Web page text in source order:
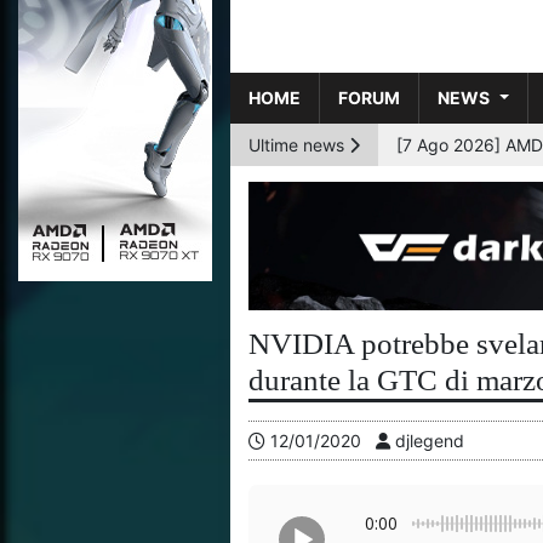
HOME FORUM NEWS
Ultime news
[6 Ago 2026]
NVIDIA potrebbe
durante la GTC di
12/01/2020 djlegend
0:00